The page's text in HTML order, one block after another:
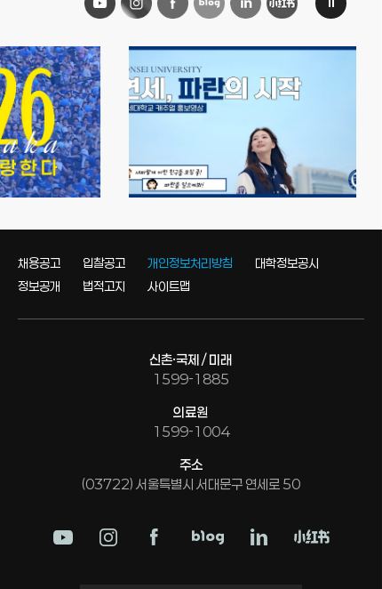
채용공고 입찰공고 개인정보처리방침
대학정보공시
정보공개
법적고지 사이트맵
신촌·국제 / 미래
1599-1885
의료원
1599-1004
주소
(03722) 서울특별시 서대문구 연세로 50